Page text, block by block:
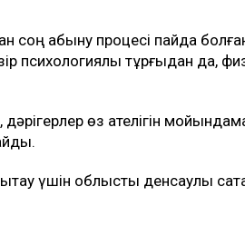
соң қабыну процесі пайда
психологиялық тұрғыдан да,
өз қателігін
үшін облыстық денсаулық